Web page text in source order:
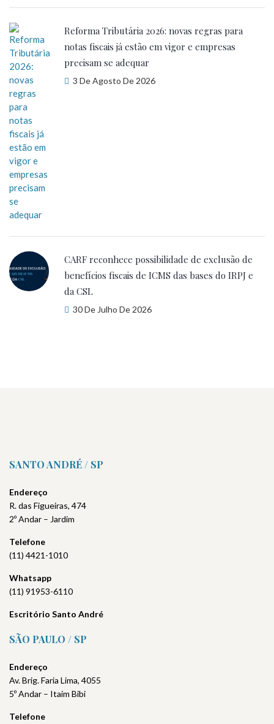
Reforma Tributária 2026: novas regras para
notas fiscais já estão em vigor e empresas
precisam se adequar
3 De Agosto De 2026
CARF reconhece possibilidade de exclusão de
benefícios fiscais de ICMS das bases do IRPJ e
da CSL
30 De Julho De 2026
SANTO ANDRÉ / SP
Endereço
R. das Figueiras, 474
2º Andar – Jardim
Telefone
(11) 4421-1010
Whatsapp
(11) 91953-6110
Escritório Santo André
SÃO PAULO / SP
Endereço
Av. Brig. Faria Lima, 4055
5º Andar – Itaim Bibi
Telefone